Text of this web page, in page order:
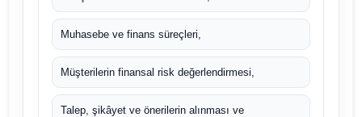
Muhasebe ve finans süreçleri,
Müşterilerin finansal risk değerlendirmesi,
Talep, şikâyet ve önerilerin alınması ve